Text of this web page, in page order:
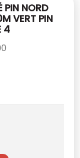
PIN NORD
VERT PIN
4